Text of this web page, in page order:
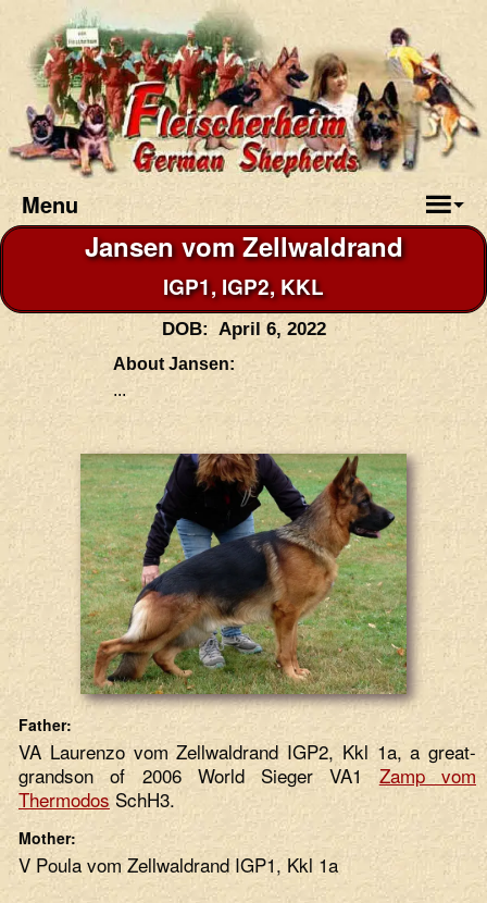
Menu
Jansen vom Zellwaldrand
IGP1, IGP2, KKL
DOB: April 6, 2022
About Jansen:
...
Father:
VA Laurenzo vom Zellwaldrand IGP2, Kkl 1a, a great-
grandson of 2006 World Sieger VA1 Zamp vom
Thermodos SchH3.
Mother:
V Poula vom Zellwaldrand IGP1, Kkl 1a